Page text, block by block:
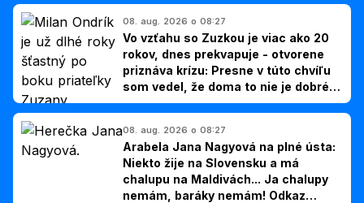
08. aug. 2026 o 08:27
Vo vzťahu so Zuzkou je viac ako 20
rokov, dnes prekvapuje - otvorene
priznáva krízu: Presne v túto chvíľu
som vedel, že doma to nie je dobré,
hovorí Milan Ondrík
08. aug. 2026 o 08:27
Arabela Jana Nagyová na plné ústa:
Niekto žije na Slovensku a má
chalupu na Maldivách... Ja chalupy
nemám, baráky nemám! Odkaz